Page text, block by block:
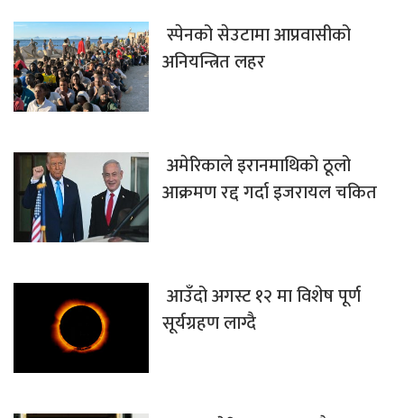
स्पेनको सेउटामा आप्रवासीको
अनियन्त्रित लहर
अमेरिकाले इरानमाथिको ठूलो
आक्रमण रद्द गर्दा इजरायल चकित
आउँदो अगस्ट १२ मा विशेष पूर्ण
सूर्यग्रहण लाग्दै